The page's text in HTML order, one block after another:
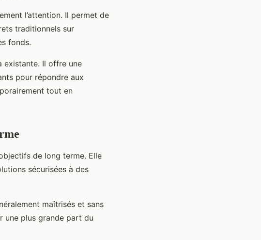
l’attention. Il permet de
traditionnels sur
fonds.
existante. Il offre une
pour répondre aux
tout en
de long terme. Elle
sécurisées à des
maîtrisés et sans
une plus grande part du